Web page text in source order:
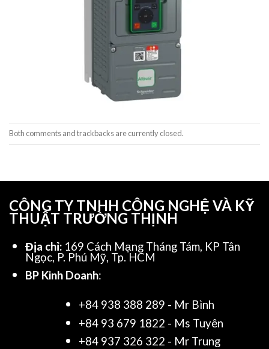
Both comments and trackbacks are currently closed.
CÔNG TY TNHH CÔNG NGHỆ VÀ KỸ
THUẬT TRƯỜNG THỊNH
Địa chỉ: 169 Cách Mạng Tháng Tám, KP Tân
Ngọc, P. Phú Mỹ, Tp. HCM
BP Kinh Doanh:
+84 938 388 289 - Mr Bình
+84 93 679 1822 - Ms Tuyên
+84 937 326 322 - Mr Trung